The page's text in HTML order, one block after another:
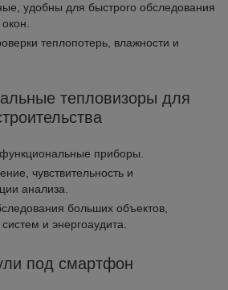
удобны для быстрого обследования
теплопотерь, влажности и
тепловизоры для
приборы.
чувствительность и
анализа.
больших объектов,
и энергоаудита.
под смартфон